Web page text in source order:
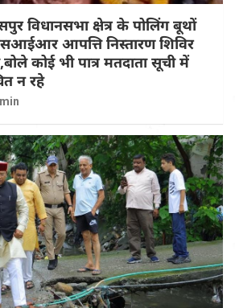
विधानसभा क्षेत्र के पोलिंग बूथों
आपत्ति निस्तारण शिविर
कोई भी पात्र मतदाता सूची में
न रहे